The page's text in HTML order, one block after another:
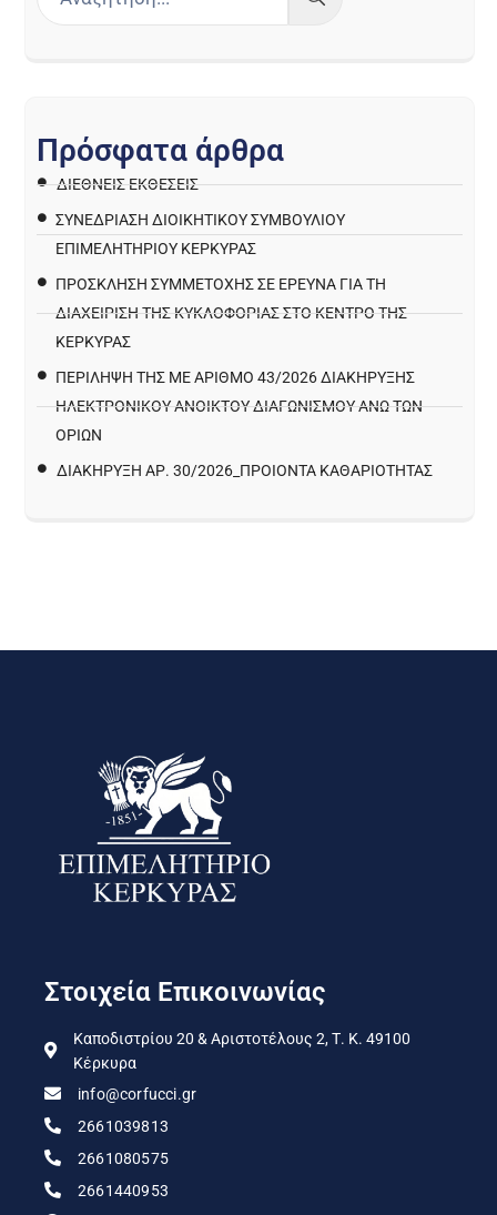
Πρόσφατα άρθρα
ΔΙΕΘΝΕΙΣ ΕΚΘΕΣΕΙΣ
ΣΥΝΕΔΡΙΑΣΗ ΔΙΟΙΚΗΤΙΚΟΥ ΣΥΜΒΟΥΛΙΟΥ
ΕΠΙΜΕΛΗΤΗΡΙΟΥ ΚΕΡΚΥΡΑΣ
ΠΡΌΣΚΛΗΣΗ ΣΥΜΜΕΤΟΧΉΣ ΣΕ ΈΡΕΥΝΑ ΓΙΑ ΤΗ
ΔΙΑΧΕΊΡΙΣΗ ΤΗΣ ΚΥΚΛΟΦΟΡΊΑΣ ΣΤΟ ΚΈΝΤΡΟ ΤΗΣ
ΚΈΡΚΥΡΑΣ
ΠΕΡΙΛΗΨΗ ΤΗΣ ΜΕ ΑΡΙΘΜΟ 43/2026 ΔΙΑΚΗΡΥΞΗΣ
ΗΛΕΚΤΡΟΝΙΚΟΥ ΑΝΟΙΚΤΟΥ ΔΙΑΓΩΝΙΣΜΟΥ ΑΝΩ ΤΩΝ
ΟΡΙΩΝ
ΔΙΑΚΉΡΥΞΗ ΑΡ. 30/2026_ΠΡΟΙΌΝΤΑ ΚΑΘΑΡΙΌΤΗΤΑΣ
Στοιχεία Επικοινωνίας
Καποδιστρίου 20 & Αριστοτέλους 2, Τ. Κ. 49100
Κέρκυρα
info@corfucci.gr
2661039813
2661080575
2661440953